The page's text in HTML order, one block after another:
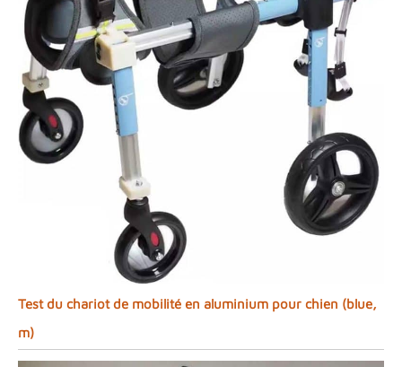
Test du chariot de mobilité en aluminium pour chien (blue,
m)